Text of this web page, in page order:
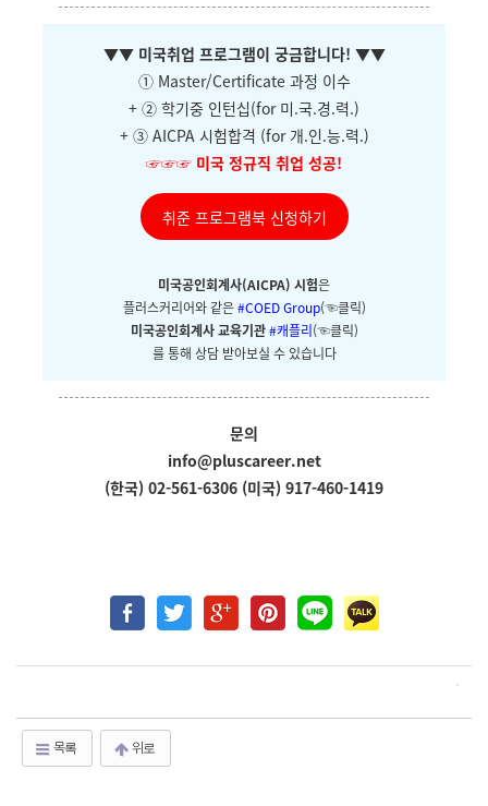
▼▼ 미국취업 프로그램이 궁금합니다! ▼▼
① Master/Certificate 과정 이수
+ ② 학기중 인턴십(for 미.국.경.력.)
+ ③ AICPA 시험합격 (for 개.인.능.력.)
☞☞☞ 미국 정규직 취업 성공!
취준 프로그램북 신청하기
미국공인회계사(AICPA) 시험은
플러스커리어와 같은#COED Group(☜클릭)
미국공인회계사 교육기관#캐플리(☜클릭)
를 통해 상담 받아보실 수 있습니다
문의
info@pluscareer.net
(한국) 02-561-6306 (미국) 917-460-1419
목록 위로